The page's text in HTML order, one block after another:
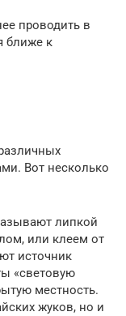
проводить в
ближе к
Вот несколько
липкой
или клеем от
источник
«световую
местность.
жуков, но и